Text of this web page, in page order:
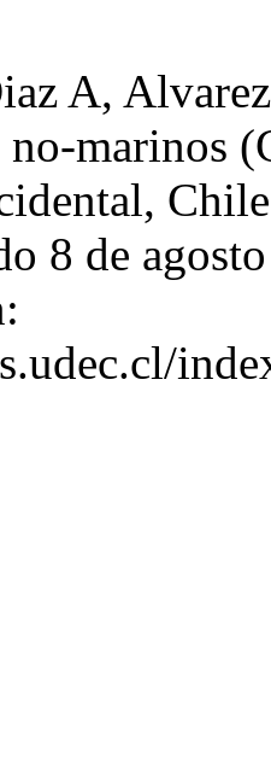
A,
marinos
8 de